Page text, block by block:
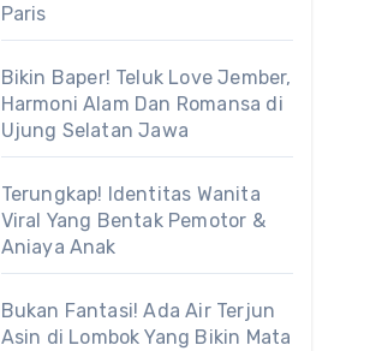
Paris
Bikin Baper! Teluk Love Jember,
Harmoni Alam Dan Romansa di
Ujung Selatan Jawa
Terungkap! Identitas Wanita
Viral Yang Bentak Pemotor &
Aniaya Anak
Bukan Fantasi! Ada Air Terjun
Asin di Lombok Yang Bikin Mata